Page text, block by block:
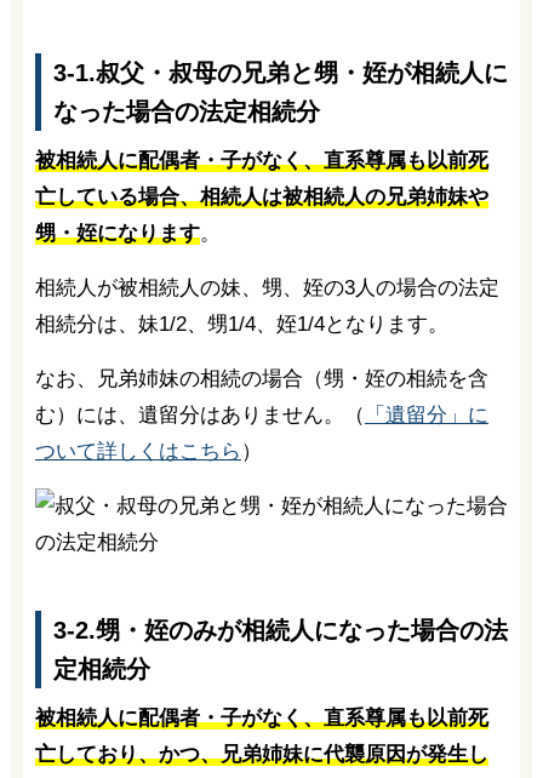
3-1.叔父・叔母の兄弟と甥・姪が相続人に
なった場合の法定相続分
被相続人に配偶者・子がなく、直系尊属も以前死
亡している場合、相続人は被相続人の兄弟姉妹や
甥・姪になります。
相続人が被相続人の妹、甥、姪の3人の場合の法定
相続分は、妹1/2、甥1/4、姪1/4となります。
なお、兄弟姉妹の相続の場合（甥・姪の相続を含
む）には、遺留分はありません。（
「遺留分」に
ついて詳しくはこちら ）
3-2.甥・姪のみが相続人になった場合の法
定相続分
被相続人に配偶者・子がなく、直系尊属も以前死
亡しており、かつ、兄弟姉妹に代襲原因が発生し